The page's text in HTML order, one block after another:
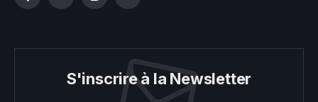
S'inscrire à la Newsletter